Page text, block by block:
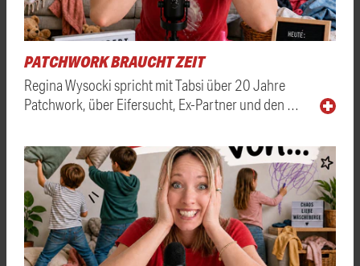
PATCHWORK BRAUCHT ZEIT
Regina Wysocki spricht mit Tabsi über 20 Jahre
Patchwork, über Eifersucht, Ex-Partner und den …